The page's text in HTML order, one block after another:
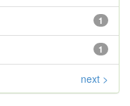
1
1
next >